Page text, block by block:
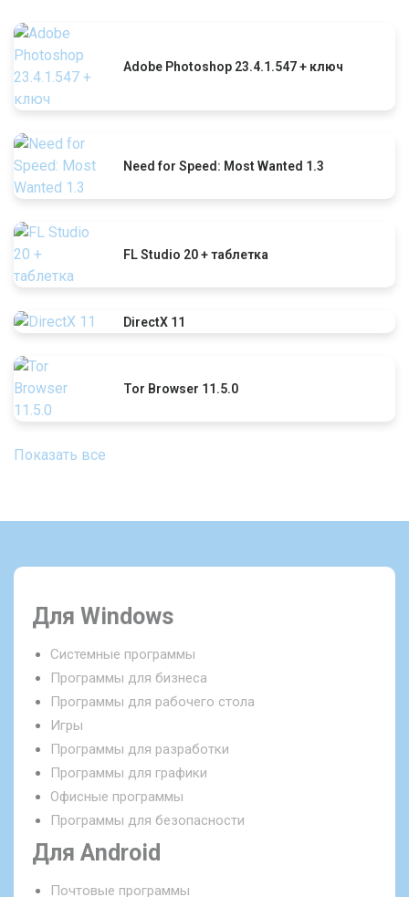
Adobe Photoshop 23.4.1.547 + ключ
Need for Speed: Most Wanted 1.3
FL Studio 20 + таблетка
DirectX 11
Tor Browser 11.5.0
Показать все
Для Windows
Системные программы
Программы для бизнеса
Программы для рабочего стола
Игры
Программы для разработки
Программы для графики
Офисные программы
Программы для безопасности
Для Android
Почтовые программы